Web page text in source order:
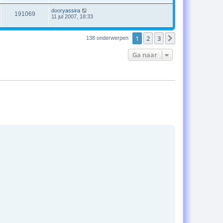
191069 dooryassira
11 jul 2007, 18:33
138 onderwerpen 1 2 3
Ga naar